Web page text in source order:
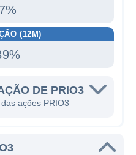
(12M)
DE PRIO3
ações PRIO3